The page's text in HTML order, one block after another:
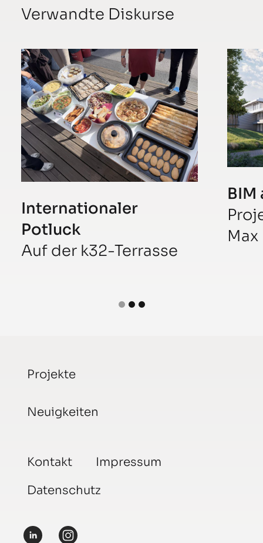
Verwandte Diskurse
Internationaler
Potluck
Auf der k32-Terrasse
BIM
Projekte
Neuigkeiten
Kontakt
Impressum
Datenschutz